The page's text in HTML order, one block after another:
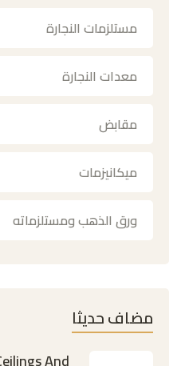
مستلزمات النجارة
معدات النجارة
مقابض
ميكانيزمات
ورق الذهب ومستلزماته
مضاف حديثا